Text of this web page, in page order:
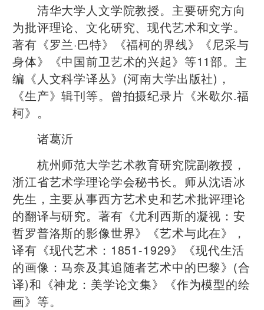
清华大学人文学院教授。主要研究方向
为批评理论、文化研究、现代艺术和文学。
著有《罗兰·巴特》《福柯的界线》《尼采与
身体》《中国前卫艺术的兴起》等11部。主
编《人文科学译丛》(河南大学出版社)，
《生产》辑刊等。曾拍摄纪录片《米歇尔.福
柯》。
诸葛沂
杭州师范大学艺术教育研究院副教授，
浙江省艺术学理论学会秘书长。师从沈语冰
先生，主要从事西方艺术史和艺术批评理论
的翻译与研究。著有《尤利西斯的凝视：安
哲罗普洛斯的影像世界》《艺术与此在》，
译有《现代艺术：1851-1929》《现代生活
的画像：马奈及其追随者艺术中的巴黎》(合
译)和《神龙：美学论文集》《作为模型的绘
画》等。